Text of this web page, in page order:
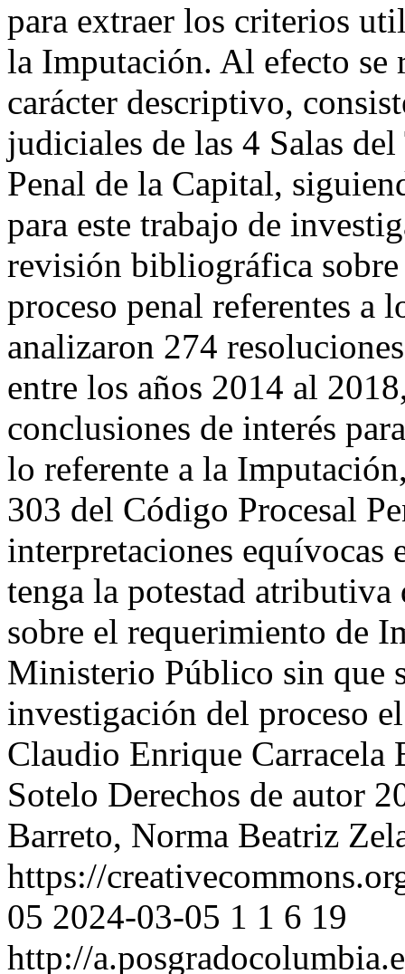
para extraer los criterios
la Imputación. Al efecto
carácter descriptivo,
judiciales de las 4 Salas
Penal de la Capital,
para este trabajo de
revisión bibliográfica
proceso penal referentes a
analizaron 274
entre los años 2014 al
conclusiones de interés
lo referente a la
303 del Código Procesal
interpretaciones equívocas
tenga la potestad
sobre el requerimiento de
Ministerio Público sin que
investigación del proceso
Claudio Enrique Carracela
Sotelo Derechos de autor
Barreto, Norma Beatriz
https://
05 2024-03-05 1 1 6 19
http://